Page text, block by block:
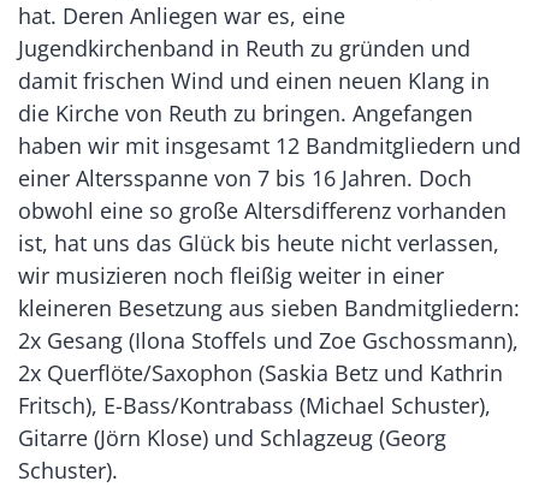
hat. Deren Anliegen war es, eine
Jugendkirchenband in Reuth zu gründen und
damit frischen Wind und einen neuen Klang in
die Kirche von Reuth zu bringen. Angefangen
haben wir mit insgesamt 12 Bandmitgliedern und
einer Altersspanne von 7 bis 16 Jahren. Doch
obwohl eine so große Altersdifferenz vorhanden
ist, hat uns das Glück bis heute nicht verlassen,
wir musizieren noch fleißig weiter in einer
kleineren Besetzung aus sieben Bandmitgliedern:
2x Gesang (Ilona Stoffels und Zoe Gschossmann),
2x Querflöte/Saxophon (Saskia Betz und Kathrin
Fritsch), E-Bass/Kontrabass (Michael Schuster),
Gitarre (Jörn Klose) und Schlagzeug (Georg
Schuster).